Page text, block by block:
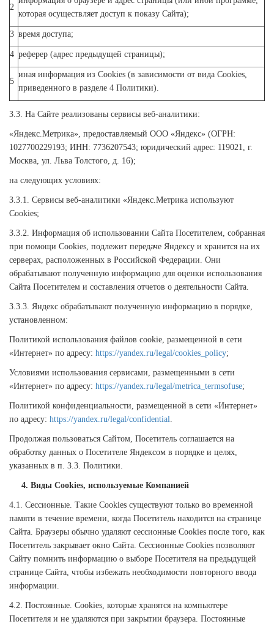
2
которая осуществляет доступ к показу Сайта);
3 время доступа;
4 реферер (адрес предыдущей страницы);
5
иная информация из Cookies (в зависимости от вида Cookies,
приведенного в разделе 4 Политики).
3.3. На Сайте реализованы сервисы веб-аналитики:
«Яндекс.Метрика», предоставляемый ООО «Яндекс» (ОГРН:
1027700229193; ИНН: 7736207543; юридический адрес: 119021, г.
Москва, ул. Льва Толстого, д. 16);
на следующих условиях:
3.3.1. Сервисы веб-аналитики «Яндекс.Метрика используют
Cookies;
3.3.2. Информация об использовании Сайта Посетителем, собранная
при помощи Cookies, подлежит передаче Яндексу и хранится на их
серверах, расположенных в Российской Федерации. Они
обрабатывают полученную информацию для оценки использования
Сайта Посетителем и составления отчетов о деятельности Сайта.
3.3.3. Яндекс обрабатывают полученную информацию в порядке,
установленном:
Политикой использования файлов cookie, размещенной в сети
«Интернет» по адресу: https://yandex.ru/legal/cookies_policy;
Условиями использования сервисами, размещенными в сети
«Интернет» по адресу: https://yandex.ru/legal/metrica_termsofuse;
Политикой конфиденциальности, размещенной в сети «Интернет»
по адресу: https://yandex.ru/legal/confidential.
Продолжая пользоваться Сайтом, Посетитель соглашается на
обработку данных о Посетителе Яндексом в порядке и целях,
указанных в п. 3.3. Политики.
4. Виды Cookies, используемые Компанией
4.1. Сессионные. Такие Cookies существуют только во временной
памяти в течение времени, когда Посетитель находится на странице
Сайта. Браузеры обычно удаляют сессионные Cookies после того, как
Посетитель закрывает окно Сайта. Сессионные Cookies позволяют
Сайту помнить информацию о выборе Посетителя на предыдущей
странице Сайта, чтобы избежать необходимости повторного ввода
информации.
4.2. Постоянные. Cookies, которые хранятся на компьютере
Посетителя и не удаляются при закрытии браузера. Постоянные